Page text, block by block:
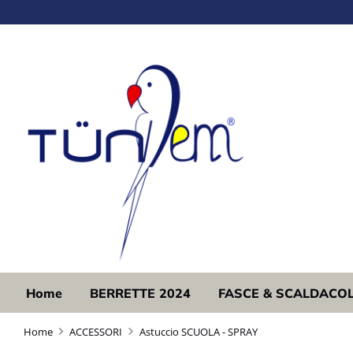
Home BERRETTE 2024 FASCE &
Home ACCESSORI Astuccio SCUOLA - SPRAY